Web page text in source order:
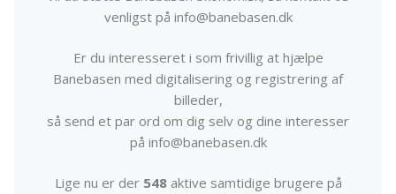
venligst på info@banebasen.dk
Er du interesseret i som frivillig at hjælpe
Banebasen med digitalisering og registrering af
billeder,
så send et par ord om dig selv og dine interesser
på info@banebasen.dk
Lige nu er der 548aktive samtidige brugere på